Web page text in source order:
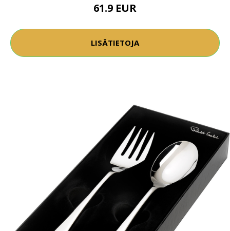
61.9 EUR
LISÄTIETOJA